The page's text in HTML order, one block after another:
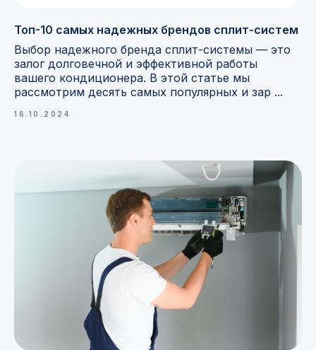
Топ-10 самых надежных брендов сплит-систем
Выбор надежного бренда сплит-системы — это
залог долговечной и эффективной работы
вашего кондиционера. В этой статье мы
рассмотрим десять самых популярных и зар ...
16.10.2024